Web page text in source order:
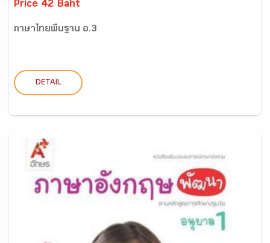
Price 42 Baht
ภาษาไทยพื้นฐาน อ.3
DETAIL